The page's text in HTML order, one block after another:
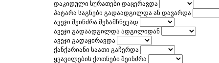
დაკიდული სურათები დაცერავდა
პატარა საგნები გადაადგილდა ან დავარდა
ავეჯი შეინძრა შესამჩნევად
ავეჯი გადაადგილდა ადგილიდან
ავეჯი გადაყირავდა
ქანქარიანი საათი გაჩერდა
ყვავილების ქოთნები შეინძრა